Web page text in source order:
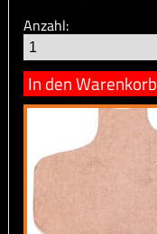
Anzahl:
In den Warenkorb